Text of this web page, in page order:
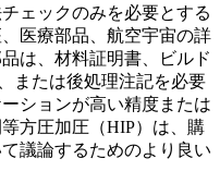
ェックのみを必要とする
医療部品、航空宇宙の詳
は、材料証明書、ビルド
または後処理注記を必要
ションが高い精度または
方圧加圧（HIP） は、購
議論するためのより良い